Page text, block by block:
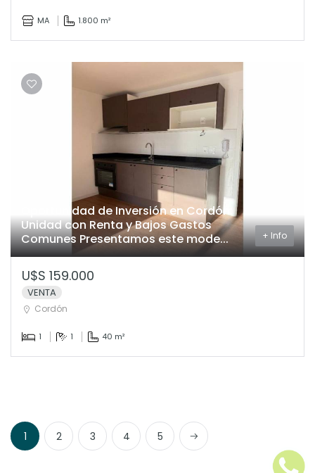
MA 1.800 m²
Oportunidad de Inversión en Cordón:
Unidad con Renta y Bajos Gastos
Comunes Presentamos este mode...
+ Info
U$S 159.000
VENTA
Cordón
1 1 40 m²
1 2 3 4 5 Next